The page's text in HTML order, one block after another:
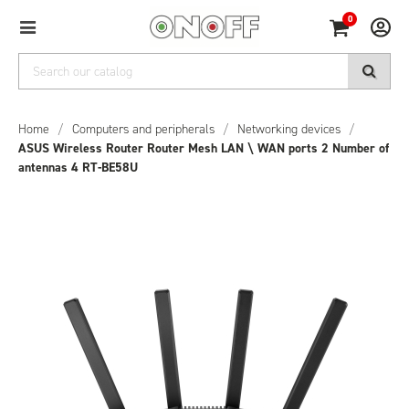
0
Home / Computers and peripherals / Networking devices /
ASUS Wireless Router Router Mesh LAN \ WAN ports 2 Number of
antennas 4 RT-BE58U